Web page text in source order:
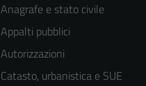
Anagrafe e stato civile
Appalti pubblici
Autorizzazioni
Catasto, urbanistica e SUE